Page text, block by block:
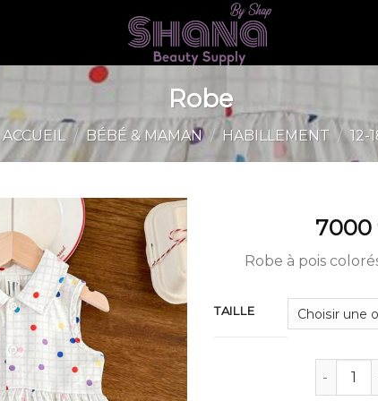
Robe
ACCUEIL / BÉBÉ & MAMAN / HABILLEMENT / 12-
7000
Robe à pois
TAILLE
quantité